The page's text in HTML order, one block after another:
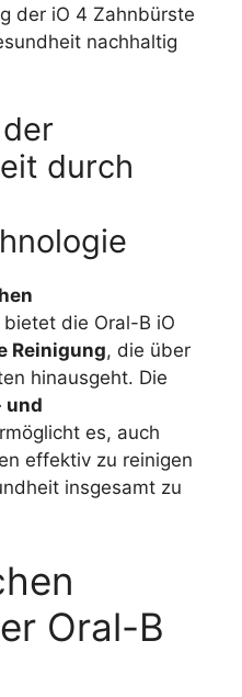
der iO 4 Zahnbürste
nachhaltig
durch
bietet die Oral-B iO
Reinigung, die über
hinausgeht. Die
und
es, auch
effektiv zu reinigen
insgesamt zu
Oral-B